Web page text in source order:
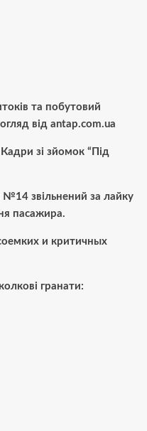
та побутовий
від antap.com.ua
зі зйомок “Під
звільнений за лайку
пасажира.
и критичных
гранати: